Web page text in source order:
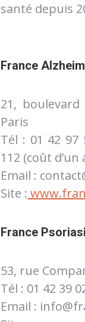
santé depuis
France
21,
Paris
Tél : 01 42 97
112 (coût d’un
Email :
Site :
France
53, rue
Tél : 01 42 39
Email :